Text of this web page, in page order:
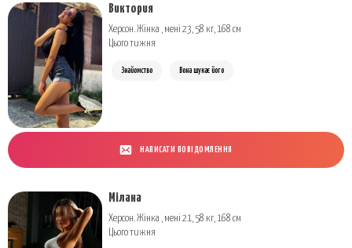
Виктория
Херсон. Жінка , мені 23, 58 кг, 168 см
Цього тижня
Знайомство Вона шукає його
НАПИСАТИ ПОВІДОМЛЕННЯ
Мілана
Херсон. Жінка , мені 21, 58 кг, 168 см
Цього тижня